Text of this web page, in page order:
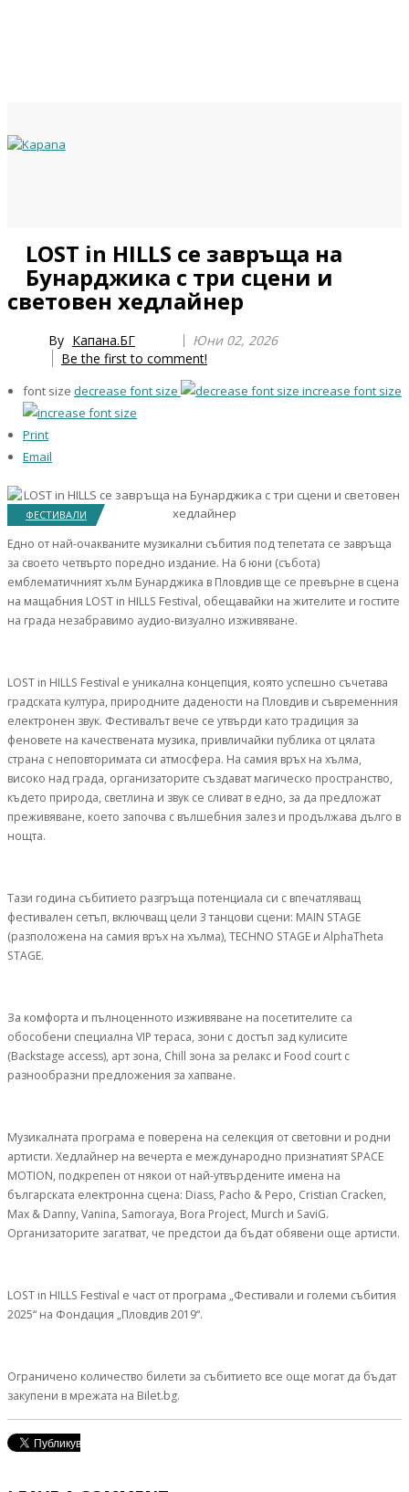
LOST in HILLS се завръща на
Бунарджика с три сцени и
световен хедлайнер
By Капана.БГ
Юни 02, 2026
Be the first to comment!
font size decrease font size increase font size
Print
Email
ФЕСТИВАЛИ
Едно от най-очакваните музикални събития под тепетата се завръща
за своето четвърто поредно издание. На 6 юни (събота)
емблематичният хълм Бунарджика в Пловдив ще се превърне в сцена
на мащабния LOST in HILLS Festival, обещавайки на жителите и гостите
на града незабравимо аудио-визуално изживяване.
LOST in HILLS Festival е уникална концепция, която успешно съчетава
градската култура, природните дадености на Пловдив и съвременния
електронен звук. Фестивалът вече се утвърди като традиция за
феновете на качествената музика, привличайки публика от цялата
страна с неповторимата си атмосфера. На самия връх на хълма,
високо над града, организаторите създават магическо пространство,
където природа, светлина и звук се сливат в едно, за да предложат
преживяване, което започва с вълшебния залез и продължава дълго в
нощта.
Тази година събитието разгръща потенциала си с впечатляващ
фестивален сетъп, включващ цели 3 танцови сцени: MAIN STAGE
(разположена на самия връх на хълма), TECHNO STAGE и AlphaTheta
STAGE.
За комфорта и пълноценното изживяване на посетителите са
обособени специална VIP тераса, зони с достъп зад кулисите
(Backstage access), арт зона, Chill зона за релакс и Food court с
разнообразни предложения за хапване.
Музикалната програма е поверена на селекция от световни и родни
артисти. Хедлайнер на вечерта е международно признатият SPACE
MOTION, подкрепен от някои от най-утвърдените имена на
българската електронна сцена: Diass, Pacho & Pepo, Cristian Cracken,
Max & Danny, Vanina, Samoraya, Bora Project, Murch и SaviG.
Организаторите загатват, че предстои да бъдат обявени още артисти.
LOST in HILLS Festival е част от програма „Фестивали и големи събития
2025“ на Фондация „Пловдив 2019“.
Ограничено количество билети за събитието все още могат да бъдат
закупени в мрежата на Bilet.bg.
Year
Month
Year
Month